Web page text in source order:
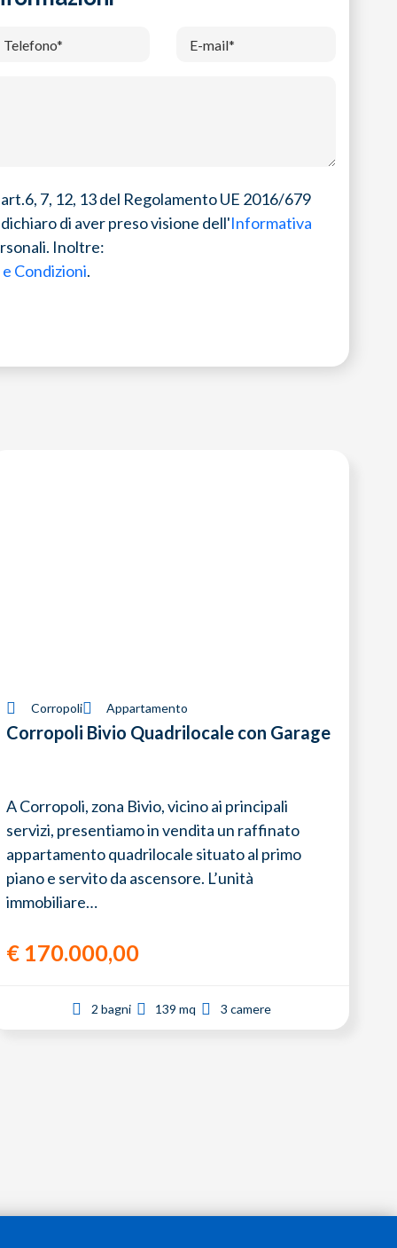
7, 12, 13 del Regolamento UE 2016/679
di aver preso visione dell'Informativa
Inoltre:
Condizioni.
Corropoli Appartamento
Corropoli Bivio Quadrilocale con Garage
A Corropoli, zona Bivio, vicino ai principali
servizi, presentiamo in vendita un raffinato
appartamento quadrilocale situato al primo
piano e servito da ascensore. L’unità
immobiliare…
€ 170.000,00
2 bagni 139 mq 3 camere